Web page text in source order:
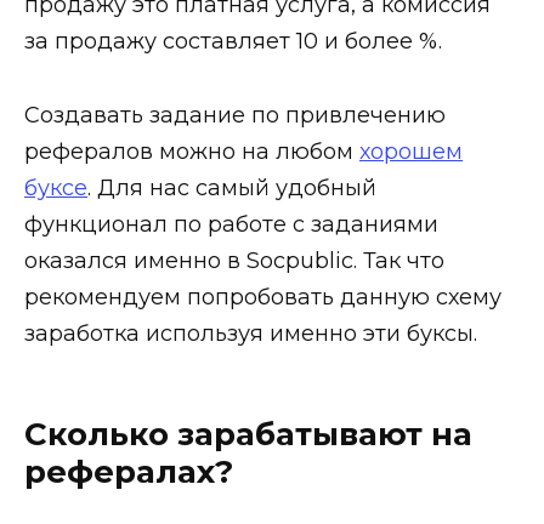
продажу это платная услуга, а комиссия
за продажу составляет 10 и более %.
Создавать задание по привлечению
рефералов можно на любом хорошем
буксе. Для нас самый удобный
функционал по работе с заданиями
оказался именно в Socpublic. Так что
рекомендуем попробовать данную схему
заработка используя именно эти буксы.
Сколько зарабатывают на
рефералах?